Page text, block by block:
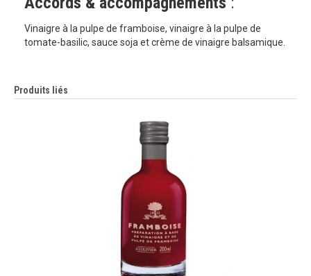
Vinaigre à la pulpe de framboise, vinaigre à la pulpe de
tomate-basilic, sauce soja et crème de vinaigre balsamique.
Produits liés